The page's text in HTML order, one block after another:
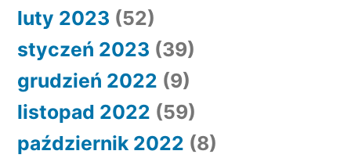
luty 2023 (52)
styczeń 2023 (39)
grudzień 2022 (9)
listopad 2022 (59)
październik 2022 (8)